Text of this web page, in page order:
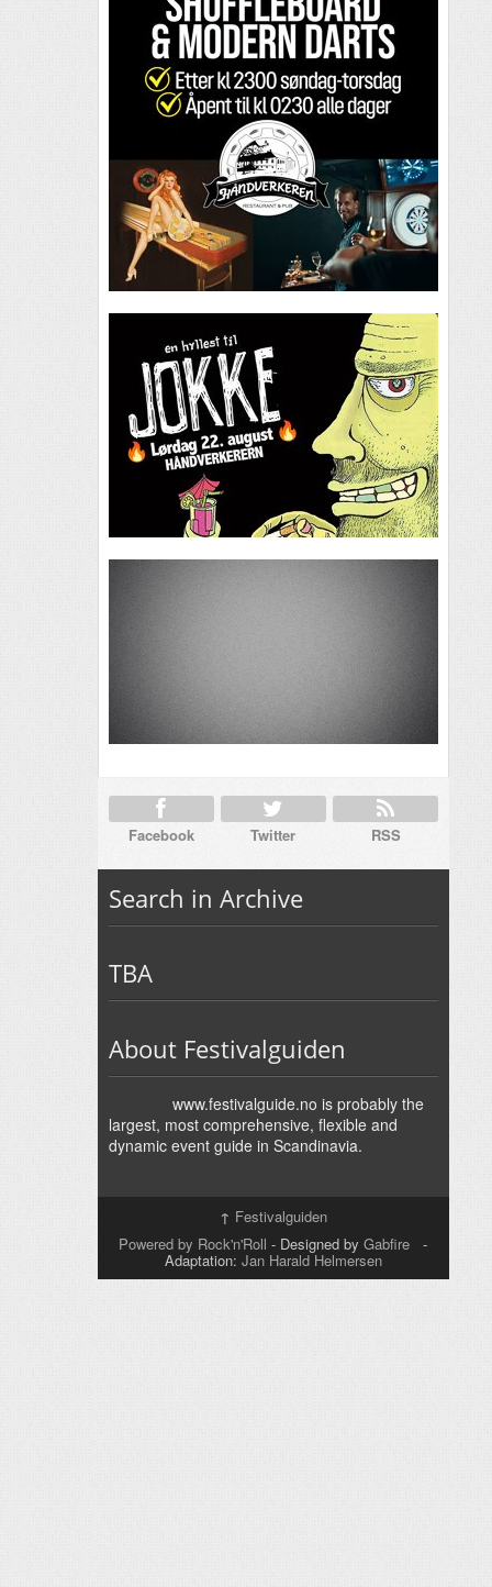
Facebook Twitter RSS
Search in Archive
TBA
About Festivalguiden
www.festivalguide.no is probably the
largest, most comprehensive, flexible and
dynamic event guide in Scandinavia.
↑ Festivalguiden
Powered by Rock'n'Roll - Designed by Gabfire -
Adaptation: Jan Harald Helmersen